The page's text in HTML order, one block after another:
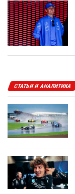
СТАТЬИ И АНАЛИТИКА